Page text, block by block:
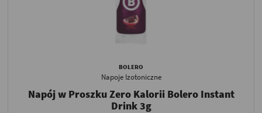
BOLERO
Napoje Izotoniczne
Napój w Proszku Zero Kalorii Bolero Instant
Drink 3g